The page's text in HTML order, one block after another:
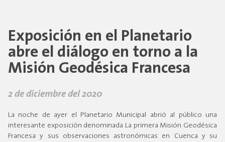
Exposición en el Planetario
abre el diálogo en torno a la
Misión Geodésica Francesa
2 de diciembre del 2020
La noche de ayer el Planetario Municipal abrió al público una
interesante exposición denominada La primera Misión Geodésica
Francesa y sus observaciones astronómicas en Cuenca y su